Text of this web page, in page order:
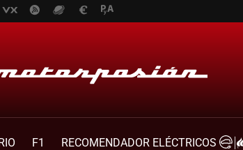
F1
RECOMENDADOR ELÉCTRICOS